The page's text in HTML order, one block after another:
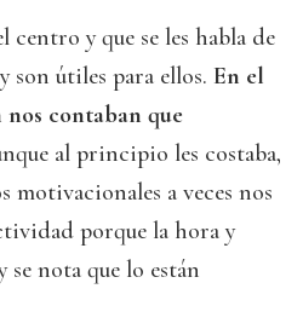
centro y que se les habla de
son útiles para ellos. En el
contaban que
al principio les costaba,
motivacionales a veces nos
porque la hora y
se nota que lo están